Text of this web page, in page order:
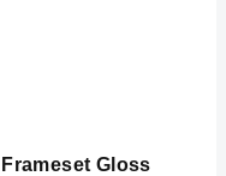
Gloss